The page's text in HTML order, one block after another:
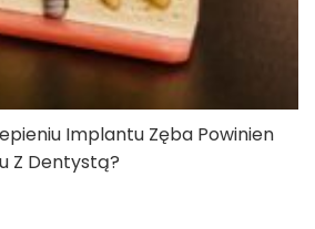
Implantu Zęba Powinien
Z Dentystą?